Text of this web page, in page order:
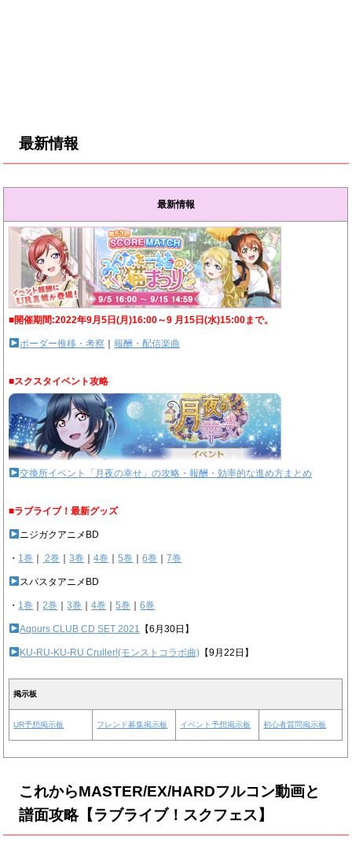
最新情報
最新情報
■開催期間:2022年9月5日(月)16:00～9 月15日(水)15:00まで。
ボーダー推移・考察 ｜報酬・配信楽曲
■スクスタイベント攻略
交換所イベント「月夜の幸せ」の攻略・報酬・効率的な進め方まとめ
■ラブライブ！最新グッズ
ニジガクアニメBD
・ 1巻 2巻 ｜3巻 ｜4巻 ｜5巻 ｜6巻 ｜7巻
スパスタアニメBD
・ 1巻 ｜2巻 ｜3巻 ｜4巻 ｜5巻 ｜6巻
Aqours CLUB CD SET 2021 【6月30日】
KU-RU-KU-RU Cruller!(モンストコラボ曲) 【9月22日】
掲示板
UR予想掲示板 フレンド募集掲示板 イベント予想掲示板 初心者質問掲示板
これからMASTER/EX/HARDフルコン動画と
譜面攻略【ラブライブ！スクフェス】